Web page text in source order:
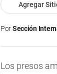
Agregar
PorSección
Los presos